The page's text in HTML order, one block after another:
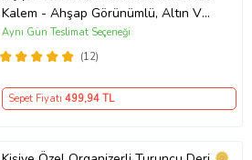
Kalem - Ahşap Görünümlü, Altın Ve
Kırmızı Detaylı İmza Kalemi Orjinal
Kutusunda
(12)
Aynı Gün Teslimat Seçeneği
Sepet Fiyatı 499,94 TL